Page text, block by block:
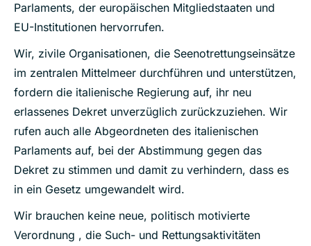
Parlaments, der europäischen Mitgliedstaaten und
EU-Institutionen hervorrufen.
Wir, zivile Organisationen, die Seenotrettungseinsätze
im zentralen Mittelmeer durchführen und unterstützen,
fordern die italienische Regierung auf, ihr neu
erlassenes Dekret unverzüglich zurückzuziehen. Wir
rufen auch alle Abgeordneten des italienischen
Parlaments auf, bei der Abstimmung gegen das
Dekret zu stimmen und damit zu verhindern, dass es
in ein Gesetz umgewandelt wird.
Wir brauchen keine neue, politisch motivierte
Verordnung , die Such- und Rettungsaktivitäten